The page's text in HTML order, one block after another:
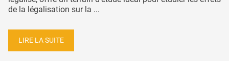
de la légalisation sur la ...
LIRE LA SUITE